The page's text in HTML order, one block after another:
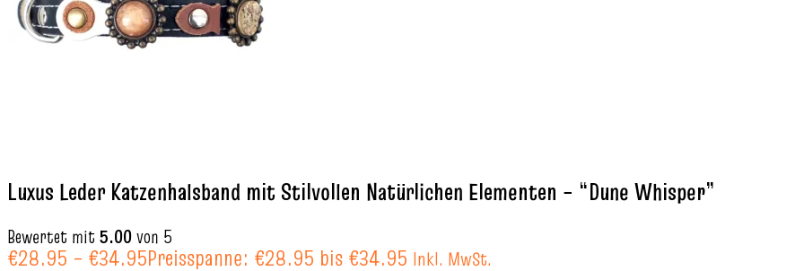
Luxus Leder Katzenhalsband mit Stilvollen Natürlichen Elementen – “Dune Whisper”
Bewertet mit5.00von 5
€28.95 – €34.95Preisspanne: €28.95 bis €34.95 Inkl. MwSt.